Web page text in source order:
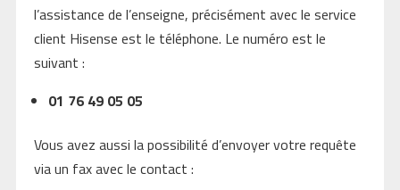
l’assistance de l’enseigne, précisément avec le service
client Hisense est le téléphone. Le numéro est le
suivant :
01 76 49 05 05
Vous avez aussi la possibilité d’envoyer votre requête
via un fax avec le contact :